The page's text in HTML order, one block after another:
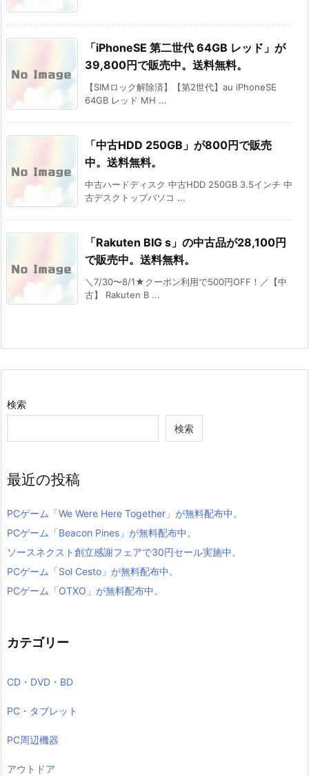
「iPhoneSE 第二世代 64GB レッド」が
39,800円で販売中。送料無料。
【SIMロック解除済】【第2世代】au iPhoneSE
64GB レッド MH ...
「中古HDD 250GB」が800円で販売
中。送料無料。
中古ハードディスク 中古HDD 250GB 3.5インチ 中
古デスクトップパソコ ...
「Rakuten BIG s」の中古品が28,100円
で販売中。送料無料。
＼7/30〜8/1★クーポン利用で500円OFF！／【中
古】 Rakuten B ...
検索
検索
最近の投稿
PCゲーム「We Were Here Together」が無料配布中。
PCゲーム「Beacon Pines」が無料配布中。
ソースネクスト創立感謝フェアで30円セール実施中。
PCゲーム「Sol Cesto」が無料配布中。
PCゲーム「OTXO」が無料配布中。
カテゴリー
CD・DVD・BD
PC・タブレット
PC周辺機器
アウトドア